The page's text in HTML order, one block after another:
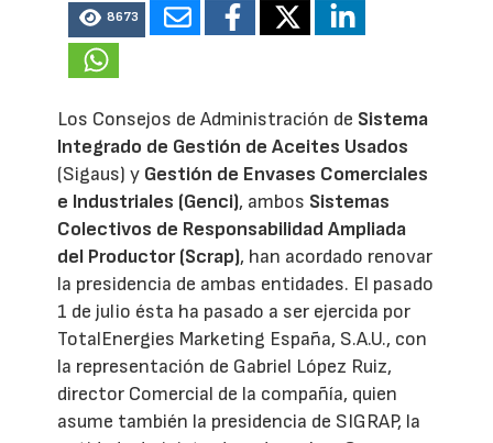
8673
Los Consejos de Administración de Sistema
Integrado de Gestión de Aceites Usados
(Sigaus) y Gestión de Envases Comerciales
e Industriales (Genci), ambos Sistemas
Colectivos de Responsabilidad Ampliada
del Productor (Scrap), han acordado renovar
la presidencia de ambas entidades. El pasado
1 de julio ésta ha pasado a ser ejercida por
TotalEnergies Marketing España, S.A.U., con
la representación de Gabriel López Ruiz,
director Comercial de la compañía, quien
asume también la presidencia de SIGRAP, la